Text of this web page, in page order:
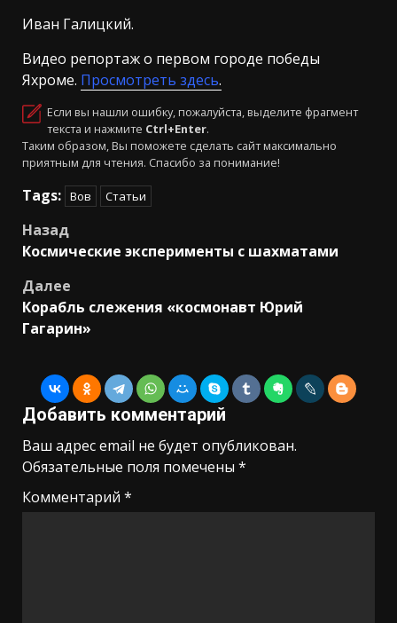
Иван Галицкий.
Видео репортаж о первом городе победы
Яхроме. Просмотреть здесь.
Если вы нашли ошибку, пожалуйста, выделите фрагмент
текста и нажмите Ctrl+Enter.
Таким образом, Вы поможете сделать сайт максимально
приятным для чтения. Спасибо за понимание!
Tags: Вов Статьи
Навигация
Назад
Космические эксперименты с шахматами
Далее
Корабль слежения «космонавт Юрий
Гагарин»
Добавить комментарий
Ваш адрес email не будет опубликован.
Обязательные поля помечены *
Комментарий *